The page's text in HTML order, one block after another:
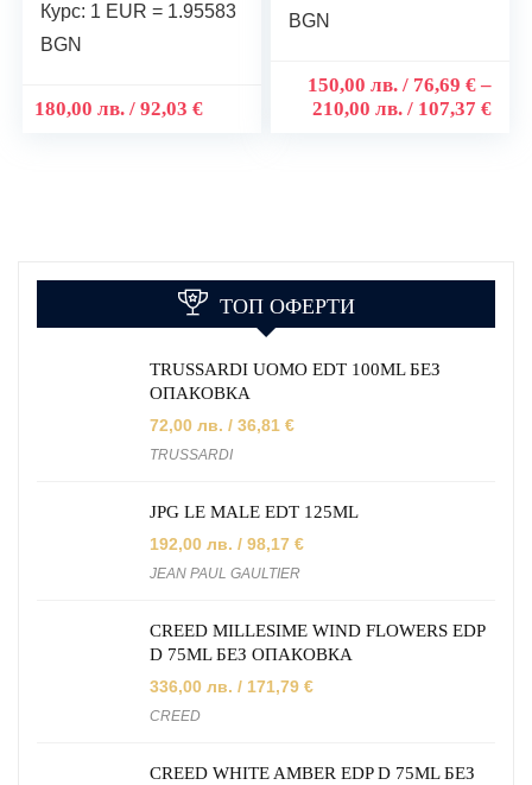
Курс: 1 EUR = 1.95583
BGN
180,00лв. / 92,03 €
BGN
150,00 лв./ 76,69 € –
210,00 лв./ 107,37 €
ТОП ОФЕРТИ
TRUSSARDI UOMO EDT 100ML БЕЗ
ОПАКОВКА
72,00 лв. / 36,81 €
TRUSSARDI
JPG LE MALE EDT 125ML
192,00 лв. / 98,17 €
JEAN PAUL GAULTIER
CREED MILLESIME WIND FLOWERS EDP
D 75ML БЕЗ ОПАКОВКА
336,00 лв. / 171,79 €
CREED
CREED WHITE AMBER EDP D 75ML БЕЗ